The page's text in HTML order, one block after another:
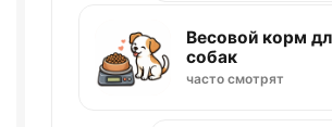
Весовой корм
собак
часто смотрят